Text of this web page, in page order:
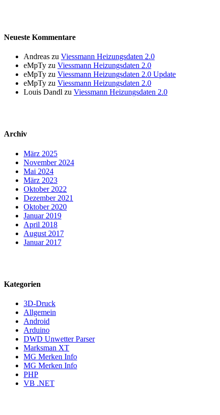
Neueste Kommentare
Andreas zu Viessmann Heizungsdaten 2.0
eMpTy zu Viessmann Heizungsdaten 2.0
eMpTy zu Viessmann Heizungsdaten 2.0 Update
eMpTy zu Viessmann Heizungsdaten 2.0
Louis Dandl zu Viessmann Heizungsdaten 2.0
Archiv
März 2025
November 2024
Mai 2024
März 2023
Oktober 2022
Dezember 2021
Oktober 2020
Januar 2019
April 2018
August 2017
Januar 2017
Kategorien
3D-Druck
Allgemein
Android
Arduino
DWD Unwetter Parser
Marksman XT
MG Merken Info
MG Merken Info
PHP
VB .NET